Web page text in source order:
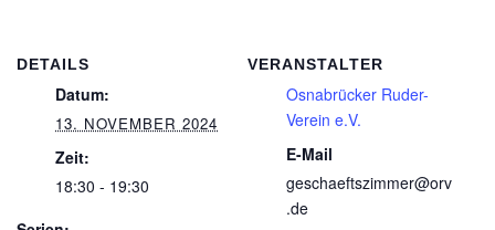
DETAILS
Datum:
13. NOVEMBER 2024
Zeit:
18:30 - 19:30
VERANSTALTER
Osnabrücker Ruder-
Verein e.V.
E-Mail
geschaeftszimmer@orv
.de